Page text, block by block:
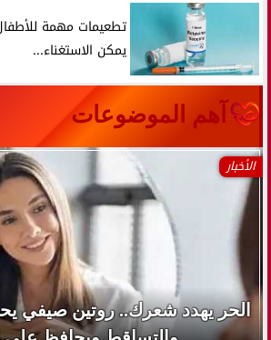
تطعيمات مهمة
يمكن الاستغناء...
آهم الموضوعات
الأخبار
الحر يهدد شعرك.. روتين صيفي